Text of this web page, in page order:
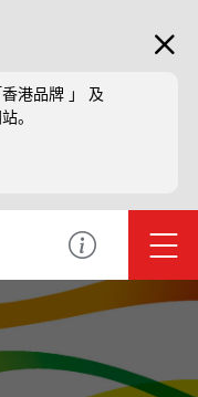
港品牌 」 及
。